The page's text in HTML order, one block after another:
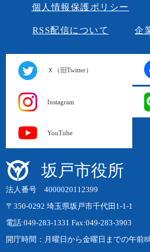
個人情報保護ポリシー
RSS配信について 企
Ｘ（旧Twitter）
Instagram
YouTube
坂戸市役所
法人番号 4000020112399
〒350-0292 埼玉県坂戸市千代田1-1-1
電話:049-283-1331 Fax:049-283-3903
開庁時間：月曜日から金曜日までの午前